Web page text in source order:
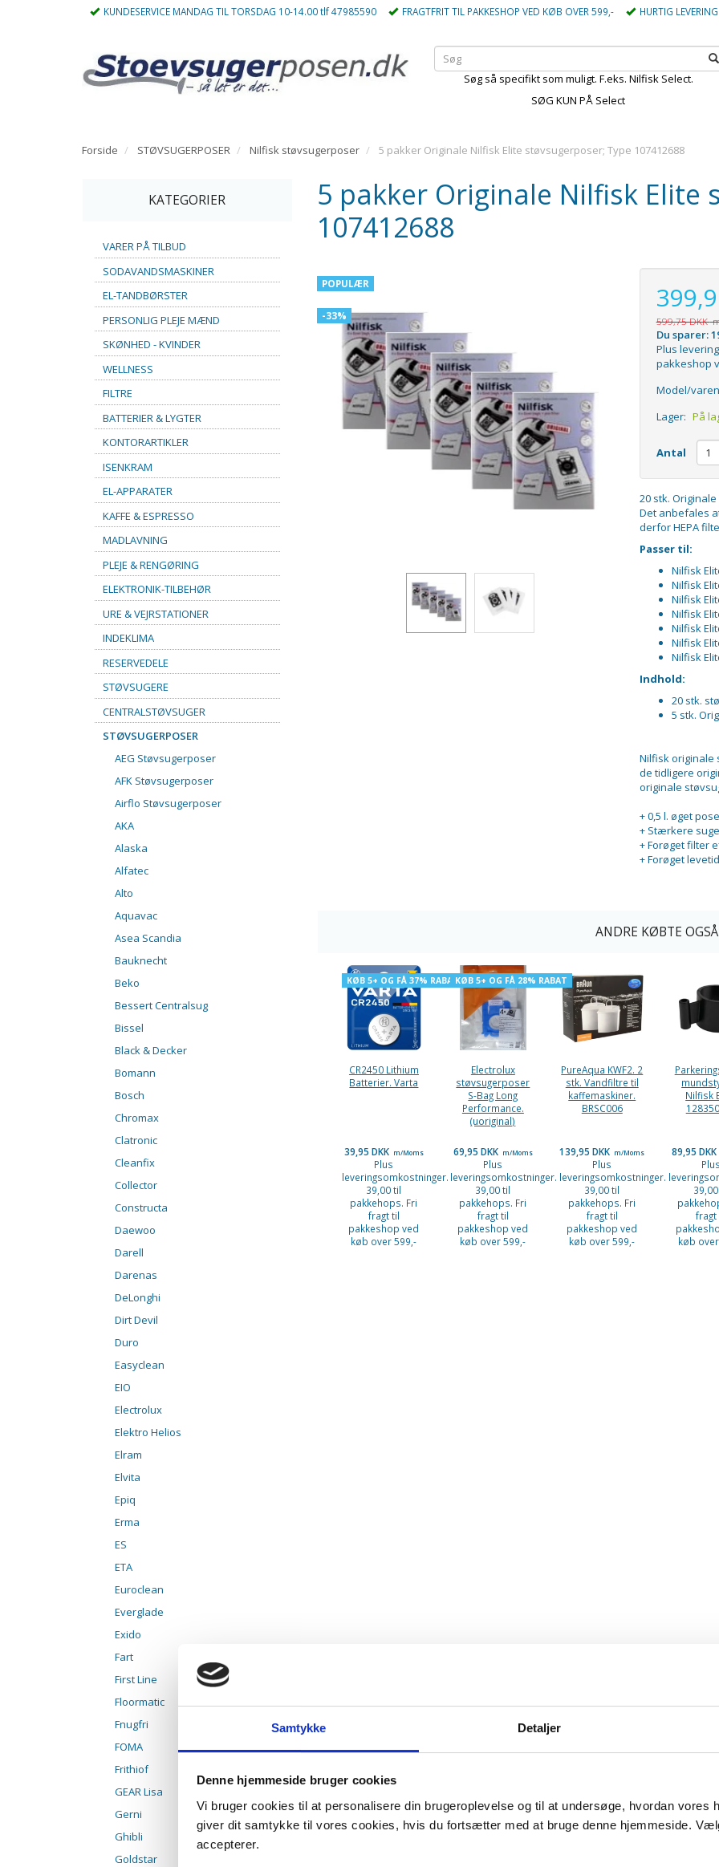
Samtykke Detaljer
Denne hjemmeside bruger cookies
Vi bruger cookies til at personalisere din brugeroplevelse og til at undersøge, hvordan vores
giver dit samtykke til vores cookies, hvis du fortsætter med at bruge denne hjemmeside.
accepterer.
KUNDESERVICE MANDAG TIL TORSDAG 10-14.00 tlf 47985590 FRAGTFRIT TIL PAKKESHOP VED KØB OVER 599,- HURTIG LEVERING
Søg så specifikt som muligt. F.eks. Nilfisk Select.
SØG KUN PÅ Select
Forside STØVSUGERPOSER Nilfisk støvsugerposer 5 pakker Originale Nilfisk Elite støvsugerposer; Type 107412688
KATEGORIER
VARER PÅ TILBUD
SODAVANDSMASKINER
EL-TANDBØRSTER
PERSONLIG PLEJE MÆND
SKØNHED - KVINDER
WELLNESS
FILTRE
BATTERIER & LYGTER
KONTORARTIKLER
ISENKRAM
EL-APPARATER
KAFFE & ESPRESSO
MADLAVNING
PLEJE & RENGØRING
ELEKTRONIK-TILBEHØR
URE & VEJRSTATIONER
INDEKLIMA
RESERVEDELE
STØVSUGERE
CENTRALSTØVSUGER
STØVSUGERPOSER
AEG Støvsugerposer
AFK Støvsugerposer
Airflo Støvsugerposer
AKA
Alaska
Alfatec
Alto
Aquavac
Asea Scandia
Bauknecht
Beko
Bessert Centralsug
Bissel
Black & Decker
Bomann
Bosch
Chromax
Clatronic
Cleanfix
Collector
Constructa
Daewoo
Darell
Darenas
DeLonghi
Dirt Devil
Duro
Easyclean
EIO
Electrolux
Elektro Helios
Elram
Elvita
Epiq
Erma
ES
ETA
Euroclean
Everglade
Exido
Fart
First Line
Floormatic
Fnugfri
FOMA
Frithiof
GEAR Lisa
Gerni
Ghibli
Goldstar
5 pakker Originale Nilfisk Elite
107412688
POPULÆR
-33% 599,75 DKK
Du sparer:
Plus
pakkeshop
Model/
Lager: På
Antal
20 stk.
Det anbefales
derfor HEPA
Passer til:
Nilfisk
Nilfisk
Nilfisk
Nilfisk
Nilfisk
Nilfisk
Nilfisk
Indhold:
20 stk.
5 stk.
Nilfisk originale
de tidligere
originale
+ 0,5 l. øget
+ Stærkere
+ Forøget filter
+ Forøget
ANDRE KØBTE OGSÅ
KØB 5+ OG FÅ 37% RABAT
CR2450 Lithium
Batterier. Varta
39,95 DKK m/Moms
Plus
leveringsomkostninger.
39,00 til
pakkehops. Fri
fragt til
pakkeshop ved
køb over 599,-
KØB 5+ OG FÅ 28% RABAT
Electrolux
støvsugerposer
S-Bag Long
Performance.
(uoriginal)
69,95 DKK m/Moms
Plus
leveringsomkostninger.
39,00 til
pakkehops. Fri
fragt til
pakkeshop ved
køb over 599,-
PureAqua KWF2. 2
stk. Vandfiltre til
kaffemaskiner.
BRSC006
139,95 DKK m/Moms
Plus
leveringsomkostninger.
39,00 til
pakkehops. Fri
fragt til
pakkeshop ved
køb over 599,-
Nilfisk
89,95 DKK
fragt
køb